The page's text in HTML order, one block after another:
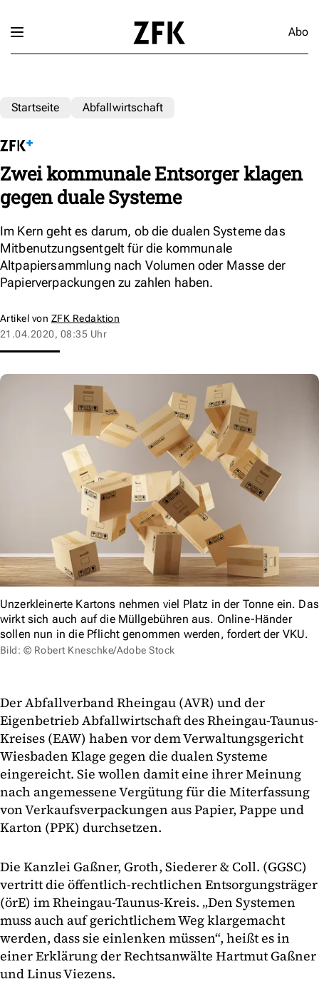
Abo
Startseite Abfallwirtschaft
Zwei kommunale Entsorger klagen
gegen duale Systeme
Im Kern geht es darum, ob die dualen Systeme das
Mitbenutzungsentgelt für die kommunale
Altpapiersammlung nach Volumen oder Masse der
Papierverpackungen zu zahlen haben.
Artikel von ZFK Redaktion
21.04.2020, 08:35 Uhr
Unzerkleinerte Kartons nehmen viel Platz in der Tonne ein. Das
wirkt sich auch auf die Müllgebühren aus. Online-Händer
sollen nun in die Pflicht genommen werden, fordert der VKU.
Bild: © Robert Kneschke/Adobe Stock
Der Abfallverband Rheingau (AVR) und der
Eigenbetrieb Abfallwirtschaft des Rheingau-Taunus-
Kreises (EAW) haben vor dem Verwaltungsgericht
Wiesbaden Klage gegen die dualen Systeme
eingereicht. Sie wollen damit eine ihrer Meinung
nach angemessene Vergütung für die Miterfassung
von Verkaufsverpackungen aus Papier, Pappe und
Karton (PPK) durchsetzen.
Die Kanzlei Gaßner, Groth, Siederer & Coll. (GGSC)
vertritt die öffentlich-rechtlichen Entsorgungsträger
(örE) im Rheingau-Taunus-Kreis. „Den Systemen
muss auch auf gerichtlichem Weg klargemacht
werden, dass sie einlenken müssen“, heißt es in
einer Erklärung der Rechtsanwälte Hartmut Gaßner
und Linus Viezens.